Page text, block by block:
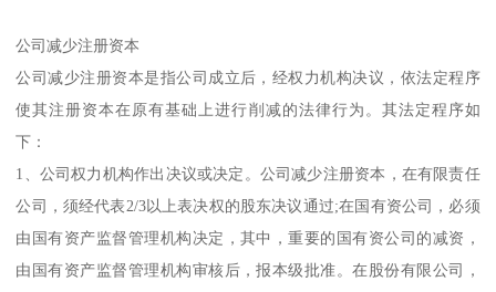
公司减少注册资本
公司减少注册资本是指公司成立后，经权力机构决议，依法定程序
使其注册资本在原有基础上进行削减的法律行为。其法定程序如
下：
1、公司权力机构作出决议或决定。公司减少注册资本，在有限责任
公司，须经代表2/3以上表决权的股东决议通过;在国有资公司，必须
由国有资产监督管理机构决定，其中，重要的国有资公司的减资，
由国有资产监督管理机构审核后，报本级批准。在股份有限公司，